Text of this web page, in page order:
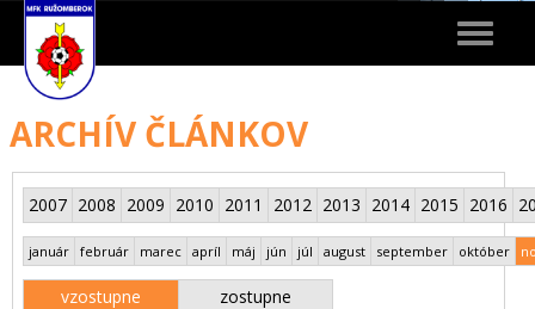
Toggle
ARCHÍV ČLÁNKOV
2007 2008 2009 2010 2011 2012 2013 2014 2015 2016
január február marec apríl máj jún júl august september október
vzostupne zostupne